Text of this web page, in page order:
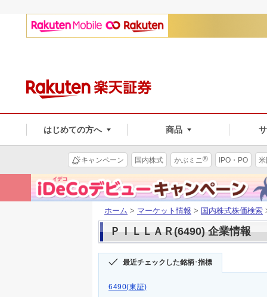
はじめての方へ 商品
キャンペーン 国内株式 かぶミニ® IPO・PO
ホーム > マーケット情報 > 国内株式株価検索
ＰＩＬＬＡＲ(6490) 企業情報
最近チェックした銘柄･指標
6490(東証)